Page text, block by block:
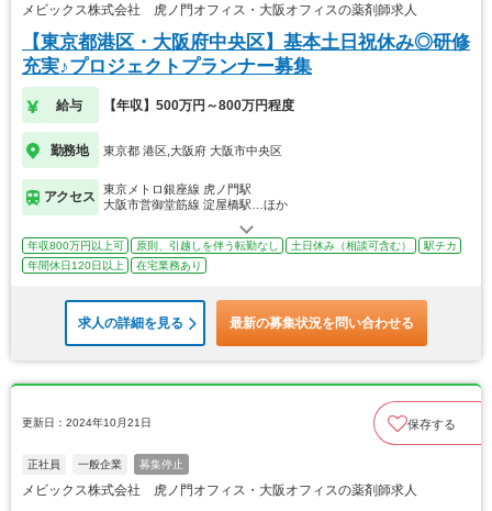
メビックス株式会社 虎ノ門オフィス・大阪オフィスの薬剤師求人
【東京都港区・大阪府中央区】基本土日祝休み◎研修
充実♪プロジェクトプランナー募集
給与 【年収】500万円～800万円程度
勤務地 東京都 港区,大阪府 大阪市中央区
アクセス
東京メトロ銀座線 虎ノ門駅
大阪市営御堂筋線 淀屋橋駅…ほか
年収800万円以上可 原則、引越しを伴う転勤なし 土日休み（相談可含む）
駅チカ
年間休日120日以上
在宅業務あり
求人の詳細を見る 最新の募集状況を問い合わせる
更新日：2024年10月21日 保存する
正社員 一般企業 募集停止
メビックス株式会社 虎ノ門オフィス・大阪オフィスの薬剤師求人